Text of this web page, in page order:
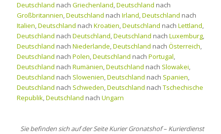
Deutschland nach Griechenland,Deutschland nach
Großbritannien,Deutschland nach Irland,Deutschland nach
Italien,Deutschland nach Kroatien,Deutschland nach Lettland,
Deutschland nach Deutschland,Deutschland nach Luxemburg,
Deutschland nach Niederlande,Deutschland nach Österreich,
Deutschland nach Polen,Deutschland nach Portugal,
Deutschland nach Rumänien,Deutschland nach Slowakei,
Deutschland nach Slowenien,Deutschland nach Spanien,
Deutschland nach Schweden,Deutschland nach Tschechische
Republik,Deutschland nach Ungarn
Sie befinden sich auf der Seite Kurier Gronatshof – Kurierdienst